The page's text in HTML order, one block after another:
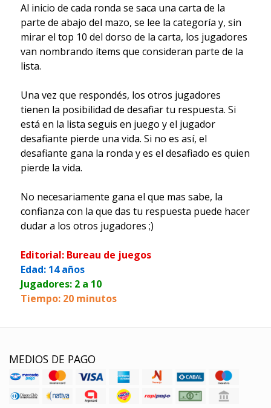
Al inicio de cada ronda se saca una carta de la
parte de abajo del mazo, se lee la categoría y, sin
mirar el top 10 del dorso de la carta, los jugadores
van nombrando ítems que consideran parte de la
lista.
Una vez que respondés, los otros jugadores
tienen la posibilidad de desafiar tu respuesta. Si
está en la lista seguis en juego y el jugador
desafiante pierde una vida. Si no es así, el
desafiante gana la ronda y es el desafiado es quien
pierde la vida.
No necesariamente gana el que mas sabe, la
confianza con la que das tu respuesta puede hacer
dudar a los otros jugadores ;)
Editorial: Bureau de juegos
Edad: 14 años
Jugadores: 2 a 10
Tiempo: 20 minutos
MEDIOS DE PAGO